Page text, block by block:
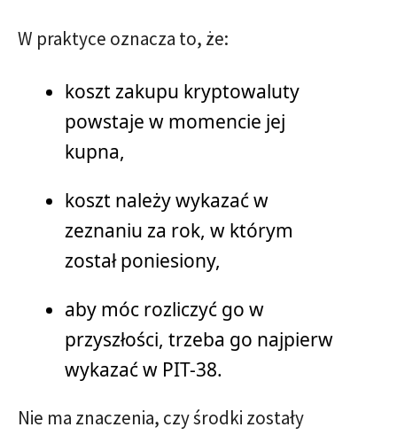
W praktyce oznacza to, że:
koszt zakupu kryptowaluty
powstaje w momencie jej
kupna,
koszt należy wykazać w
zeznaniu za rok, w którym
został poniesiony,
aby móc rozliczyć go w
przyszłości, trzeba go najpierw
wykazać w PIT-38.
Nie ma znaczenia, czy środki zostały